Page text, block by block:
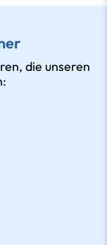
die unseren